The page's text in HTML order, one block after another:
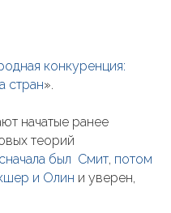
конкуренция:
стран».
начатые ранее
теорий
сначала был Смит, потом
и Олин и уверен,